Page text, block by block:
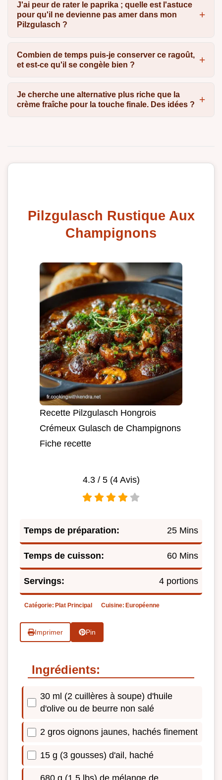
J'ai peur de rater le paprika ; quelle est l'astuce
pour qu'il ne devienne pas amer dans mon
Pilzgulasch ?
Combien de temps puis-je conserver ce ragoût,
et est-ce qu'il se congèle bien ?
Je cherche une alternative plus riche que la
crème fraîche pour la touche finale. Des idées ?
Pilzgulasch Rustique Aux
Champignons
Recette Pilzgulasch Hongrois
Crémeux Gulasch de Champignons
Fiche recette
4.3/ 5 (4Avis)
Temps de préparation: 25 Mins
Temps de cuisson: 60 Mins
Servings: 4 portions
Catégorie: Plat Principal Cuisine: Européenne
Imprimer Pin
Ingrédients:
30 ml (2 cuillères à soupe) d'huile
d'olive ou de beurre non salé
2 gros oignons jaunes, hachés finement
15 g (3 gousses) d'ail, haché